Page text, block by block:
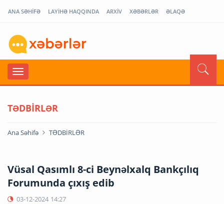
ANA SƏHİFƏ LAYİHƏ HAQQINDA ARXİV XƏBƏRLƏR ƏLAQƏ
TƏDBİRLƏR
Ana Səhifə TƏDBİRLƏR
Vüsal Qasımlı 8-ci Beynəlxalq Bankçılıq
Forumunda çıxış edib
03-12-2024 14:27